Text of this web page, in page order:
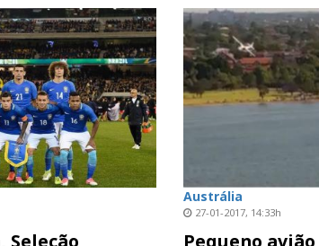
Seleção
Austrália
27-01-2017, 14:33h
Pequeno